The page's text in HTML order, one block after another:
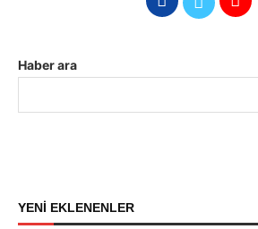
Haber ara
YENİ EKLENENLER